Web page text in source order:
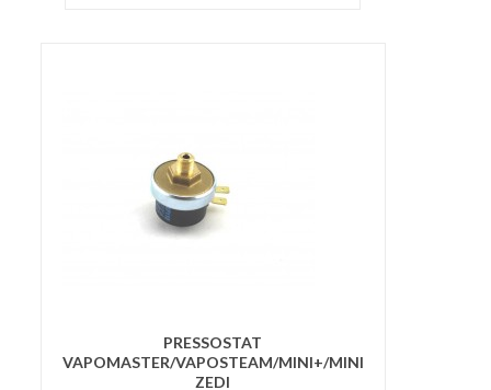
PRESSOSTAT
VAPOMASTER/VAPOSTEAM/MINI+/MINI
ZEDI